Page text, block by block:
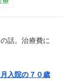
話。治療費に
入院の７０歳